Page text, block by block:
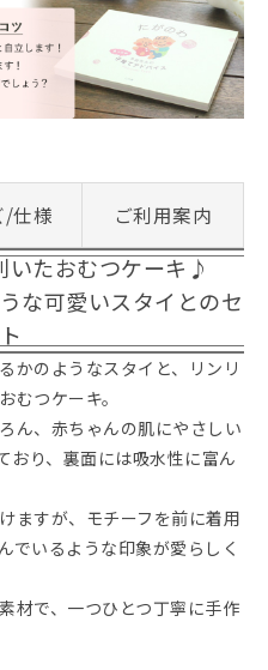
/仕様 ご利用案内
いたおむつケーキ♪
な可愛いスタイとのセ
かのようなスタイと、リンリ
むつケーキ。
ん、赤ちゃんの肌にやさしい
おり、裏面には吸水性に富ん
ますが、モチーフを前に着用
でいるような印象が愛らしく
材で、一つひとつ丁寧に手作